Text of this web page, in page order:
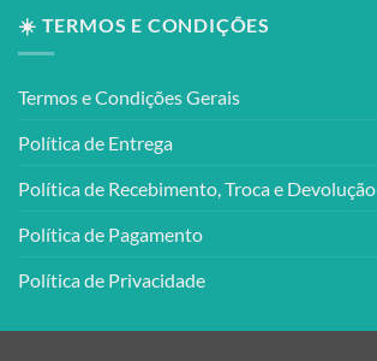
☀️ TERMOS E CONDIÇÕES
Termos e Condições Gerais
Política de Entrega
Política de Recebimento, Troca e Devolução
Política de Pagamento
Política de Privacidade